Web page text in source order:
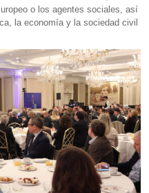
o los agentes sociales, así
la economía y la sociedad civil